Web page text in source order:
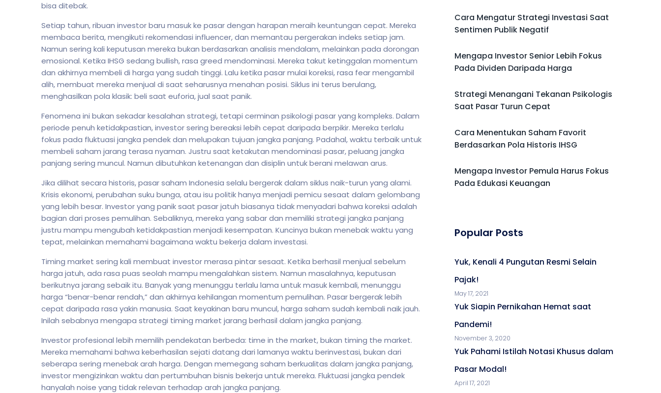
bisa ditebak.
Setiap tahun, ribuan investor baru masuk ke pasar dengan harapan meraih keuntungan cepat. Mereka
membaca berita, mengikuti rekomendasi influencer, dan memantau pergerakan indeks setiap jam.
Namun sering kali keputusan mereka bukan berdasarkan analisis mendalam, melainkan pada dorongan
emosional. Ketika IHSG sedang bullish, rasa greed mendominasi. Mereka takut ketinggalan momentum
dan akhirnya membeli di harga yang sudah tinggi. Lalu ketika pasar mulai koreksi, rasa fear mengambil
alih, membuat mereka menjual di saat seharusnya menahan posisi. Siklus ini terus berulang,
menghasilkan pola klasik: beli saat euforia, jual saat panik.
Fenomena ini bukan sekadar kesalahan strategi, tetapi cerminan psikologi pasar yang kompleks. Dalam
periode penuh ketidakpastian, investor sering bereaksi lebih cepat daripada berpikir. Mereka terlalu
fokus pada fluktuasi jangka pendek dan melupakan tujuan jangka panjang. Padahal, waktu terbaik untuk
membeli saham jarang terasa nyaman. Justru saat ketakutan mendominasi pasar, peluang jangka
panjang sering muncul. Namun dibutuhkan ketenangan dan disiplin untuk berani melawan arus.
Jika dilihat secara historis, pasar saham Indonesia selalu bergerak dalam siklus naik-turun yang alami.
Krisis ekonomi, perubahan suku bunga, atau isu politik hanya menjadi pemicu sesaat dalam gelombang
yang lebih besar. Investor yang panik saat pasar jatuh biasanya tidak menyadari bahwa koreksi adalah
bagian dari proses pemulihan. Sebaliknya, mereka yang sabar dan memiliki strategi jangka panjang
justru mampu mengubah ketidakpastian menjadi kesempatan. Kuncinya bukan menebak waktu yang
tepat, melainkan memahami bagaimana waktu bekerja dalam investasi.
Timing market sering kali membuat investor merasa pintar sesaat. Ketika berhasil menjual sebelum
harga jatuh, ada rasa puas seolah mampu mengalahkan sistem. Namun masalahnya, keputusan
berikutnya jarang sebaik itu. Banyak yang menunggu terlalu lama untuk masuk kembali, menunggu
harga “benar-benar rendah,” dan akhirnya kehilangan momentum pemulihan. Pasar bergerak lebih
cepat daripada rasa yakin manusia. Saat keyakinan baru muncul, harga saham sudah kembali naik jauh.
Inilah sebabnya mengapa strategi timing market jarang berhasil dalam jangka panjang.
Investor profesional lebih memilih pendekatan berbeda: time in the market, bukan timing the market.
Mereka memahami bahwa keberhasilan sejati datang dari lamanya waktu berinvestasi, bukan dari
seberapa sering menebak arah harga. Dengan memegang saham berkualitas dalam jangka panjang,
investor mengizinkan waktu dan pertumbuhan bisnis bekerja untuk mereka. Fluktuasi jangka pendek
hanyalah noise yang tidak relevan terhadap arah jangka panjang.
Cara Mengatur Strategi Investasi Saat
Sentimen Publik Negatif
Mengapa Investor Senior Lebih Fokus
Pada Dividen Daripada Harga
Strategi Menangani Tekanan Psikologis
Saat Pasar Turun Cepat
Cara Menentukan Saham Favorit
Berdasarkan Pola Historis IHSG
Mengapa Investor Pemula Harus Fokus
Pada Edukasi Keuangan
Popular Posts
Yuk, Kenali 4 Pungutan Resmi Selain
Pajak!
May 17, 2021
Yuk Siapin Pernikahan Hemat saat
Pandemi!
November 3, 2020
Yuk Pahami Istilah Notasi Khusus dalam
Pasar Modal!
April 17, 2021